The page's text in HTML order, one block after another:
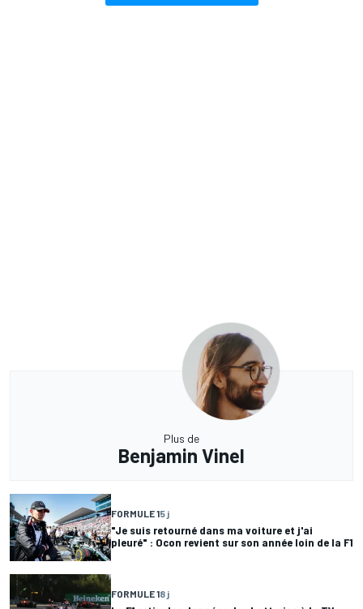
Plus de
Benjamin Vinel
FORMULE 15 j
"Je suis retourné dans ma voiture et j'ai
pleuré" : Ocon revient sur son année loin de la F1
FORMULE 18 j